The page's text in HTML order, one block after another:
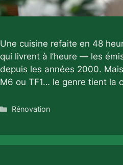
Une cuisine refaite en 48
qui livrent à l’heure — les
depuis les années 2000.
M6 ou TF1… le genre tient la
Catégories
Rénovation